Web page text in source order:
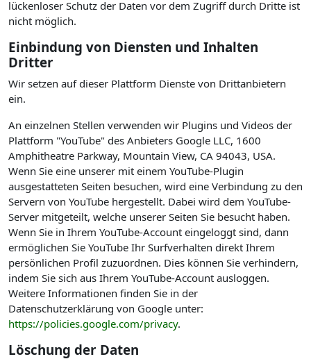
lückenloser Schutz der Daten vor dem Zugriff durch Dritte ist
nicht möglich.
Einbindung von Diensten und Inhalten
Dritter
Wir setzen auf dieser Plattform Dienste von Drittanbietern
ein.
An einzelnen Stellen verwenden wir Plugins und Videos der
Plattform "YouTube" des Anbieters Google LLC, 1600
Amphitheatre Parkway, Mountain View, CA 94043, USA.
Wenn Sie eine unserer mit einem YouTube-Plugin
ausgestatteten Seiten besuchen, wird eine Verbindung zu den
Servern von YouTube hergestellt. Dabei wird dem YouTube-
Server mitgeteilt, welche unserer Seiten Sie besucht haben.
Wenn Sie in Ihrem YouTube-Account eingeloggt sind, dann
ermöglichen Sie YouTube Ihr Surfverhalten direkt Ihrem
persönlichen Profil zuzuordnen. Dies können Sie verhindern,
indem Sie sich aus Ihrem YouTube-Account ausloggen.
Weitere Informationen finden Sie in der
Datenschutzerklärung von Google unter:
https://policies.google.com/privacy.
Löschung der Daten